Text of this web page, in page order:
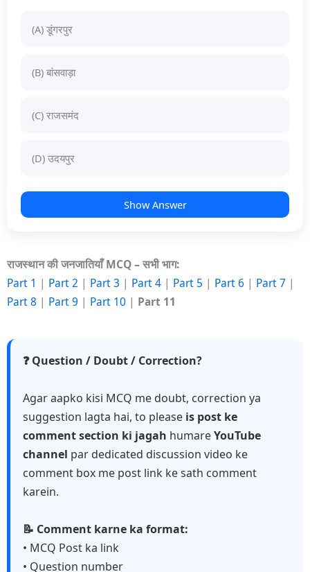
(A) डूंगरपुर
(B) बांसवाड़ा
(C) राजसमंद
(D) उदयपुर
Show Answer
राजस्थान की जनजातियाँ MCQ – सभी भाग:
Part 1 | Part 2 | Part 3 | Part 4 | Part 5 | Part 6 | Part 7 |
Part 8 | Part 9 | Part 10 | Part 11
❓ Question / Doubt / Correction?
Agar aapko kisi MCQ me doubt, correction ya
suggestion lagta hai, to please is post ke
comment section ki jagah humareYouTube
channel par dedicated discussion video ke
comment box me post link ke sath comment
karein.
📝 Comment karne ka format:
• MCQ Post ka link
• Question number